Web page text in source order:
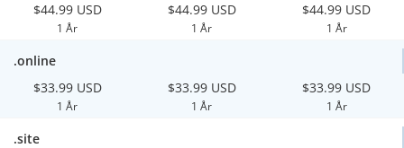
$44.99 USD
1 År
$44.99 USD
1 År
$44.99 USD
1 År
.online
$33.99 USD
1 År
$33.99 USD
1 År
$33.99 USD
1 År
.site